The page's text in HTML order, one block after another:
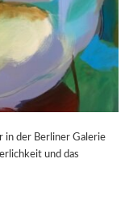
in der Berliner Galerie
und das